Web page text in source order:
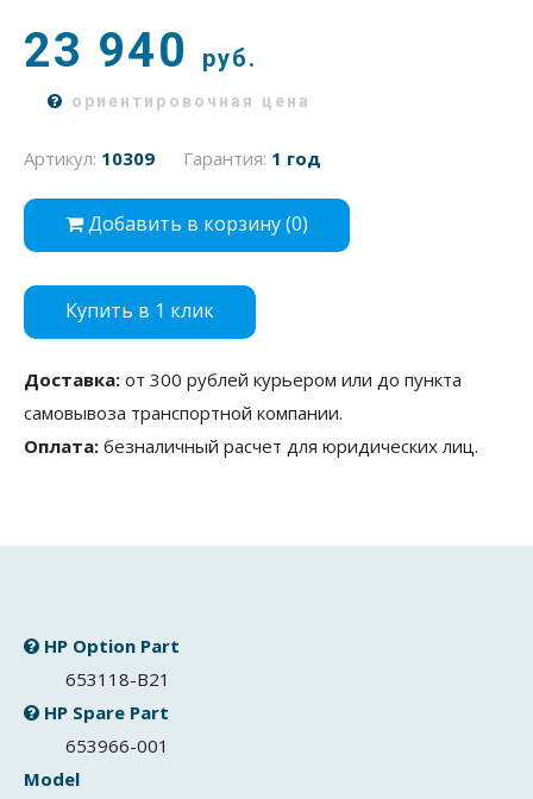
23 940 руб.
ориентировочная цена
Артикул: 10309 Гарантия: 1 год
Добавить в корзину (0)
Купить в 1 клик
Доставка: от 300 рублей курьером или до пункта
самовывоза транспортной компании.
Оплата: безналичный расчет для юридических лиц.
HP Option Part
653118-B21
HP Spare Part
653966-001
Model